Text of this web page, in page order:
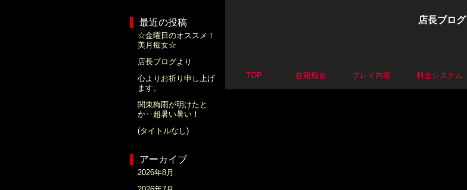
最近の投稿
☆金曜日のオススメ！
美月痴女☆
店長ブログより
心よりお祈り申し上げ
ます。
関東梅雨が明けたと
か‥超暑い暑い！
(タイトルなし)
アーカイブ
2026年8月
店長ブログ
TOP 在籍痴女 プレイ内容 料金システム